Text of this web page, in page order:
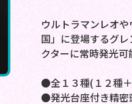
ウルトラマンレオ
国」に登場するグ
クターに常時発光可
●全１３種(１２種
●発光台座付き精密